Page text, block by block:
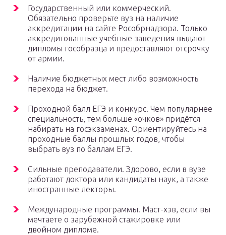
Государственный или коммерческий.
Обязательно проверьте вуз на наличие
аккредитации на сайте Рособрнадзора. Только
аккредитованные учебные заведения выдают
дипломы гособразца и предоставляют отсрочку
от армии.
Наличие бюджетных мест либо возможность
перехода на бюджет.
Проходной балл ЕГЭ и конкурс. Чем популярнее
специальность, тем больше «очков» придётся
набирать на госэкзаменах. Ориентируйтесь на
проходные баллы прошлых годов, чтобы
выбрать вуз по баллам ЕГЭ.
Сильные преподаватели. Здорово, если в вузе
работают доктора или кандидаты наук, а также
иностранные лекторы.
Международные программы. Маст-хэв, если вы
мечтаете о зарубежной стажировке или
двойном дипломе.